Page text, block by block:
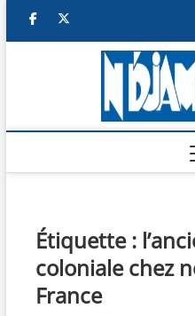
facebook
Étiquette :
coloniale chez
France